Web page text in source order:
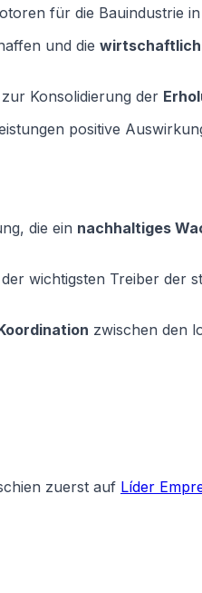
für die Bauindustrie
und die
Konsolidierung der
positive
die ein nachhaltiges
wichtigsten Treiber der
zwischen den
zuerst auf Líder